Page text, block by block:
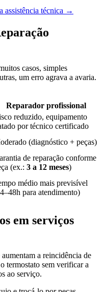
assistência técnica →
casos, simples
um erro agrava a avaria.
Reparador profissional
reduzido, equipamento
por técnico certificado
(diagnóstico + peças)
de reparação conforme
(ex.: 3 a 12 meses)
médio mais previsível
para atendimento)
em serviços
a reincidência de
termostato sem verificar a
ao serviço.